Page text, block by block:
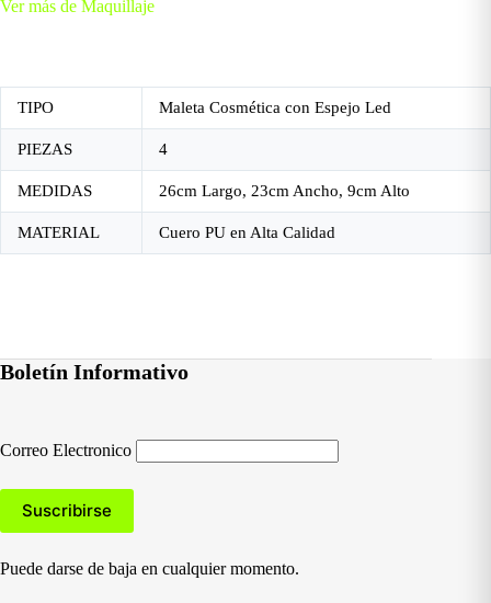
Ver más de Maquillaje
TIPO Maleta Cosmética con Espejo Led
PIEZAS 4
MEDIDAS 26cm Largo, 23cm Ancho, 9cm Alto
MATERIAL Cuero PU en Alta Calidad
Boletín Informativo
Correo Electronico
Puede darse de baja en cualquier momento.